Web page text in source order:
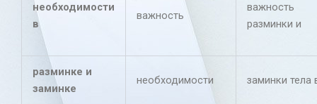
необходимости
в
важность
важность
разминки и
разминке и
заминке
необходимости заминки тела